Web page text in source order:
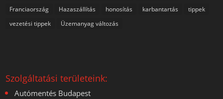
Franciaország
Hazaszállítás honosítás karbantartás
tippek
vezetési tippek
Üzemanyag változás
Szolgáltatási területeink:
Autómentés Budapest